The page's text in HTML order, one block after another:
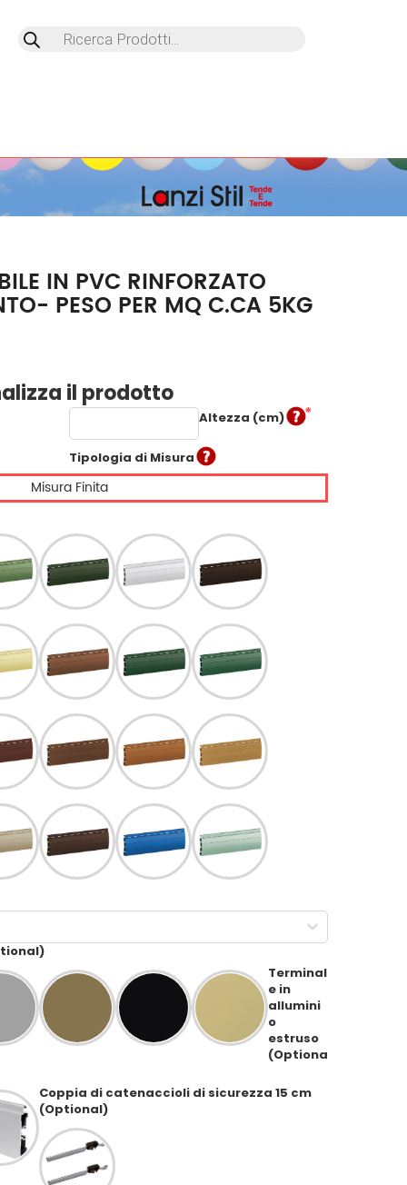
Products
IN PVC RINFORZATO
PESO PER MQ C.CA 5KG
il prodotto
Altezza (cm)
Tipologia di Misura
Misura Finita
Terminal
e in
allumini
o
estruso
(Optiona
Coppia di catenaccioli di sicurezza 15 cm
(Optional)